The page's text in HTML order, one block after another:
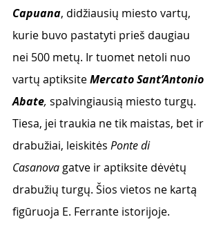
Capuana, didžiausių miesto vartų,
kurie buvo pastatyti prieš daugiau
nei 500 metų. Ir tuomet netoli nuo
vartų aptiksite Mercato Sant’Antonio
Abate, spalvingiausią miesto turgų.
Tiesa, jei traukia ne tik maistas, bet ir
drabužiai, leiskitės Ponte di
Casanova gatve ir aptiksite dėvėtų
drabužių turgų. Šios vietos ne kartą
figūruoja E. Ferrante istorijoje.